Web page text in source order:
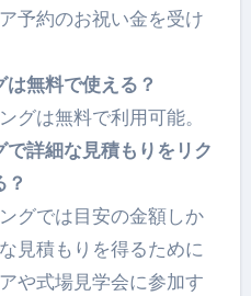
予約のお祝い金を受け
無料で使える？
グは無料で利用可能。
詳細な見積もりをリク
グでは目安の金額しか
見積もりを得るために
や式場見学会に参加す